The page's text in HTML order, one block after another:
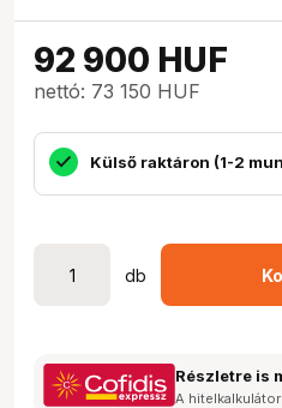
92 900 HUF
nettó: 73 150 HUF
Külső raktáron (1-2
db
Részletre is
A